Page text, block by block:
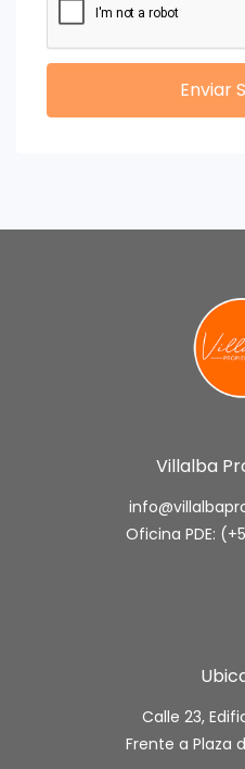
Enviar
Villalba
Oficina PDE:
Calle 23,
Frente a Plaza